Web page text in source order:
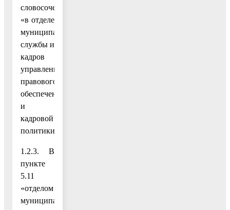
словосочетанием
«в отделе
муниципальной
службы и
кадров
управления
правового
обеспечения
и
кадровой
политики»;
1.2.3. В
пункте
5.11
«отделом
муниципальной